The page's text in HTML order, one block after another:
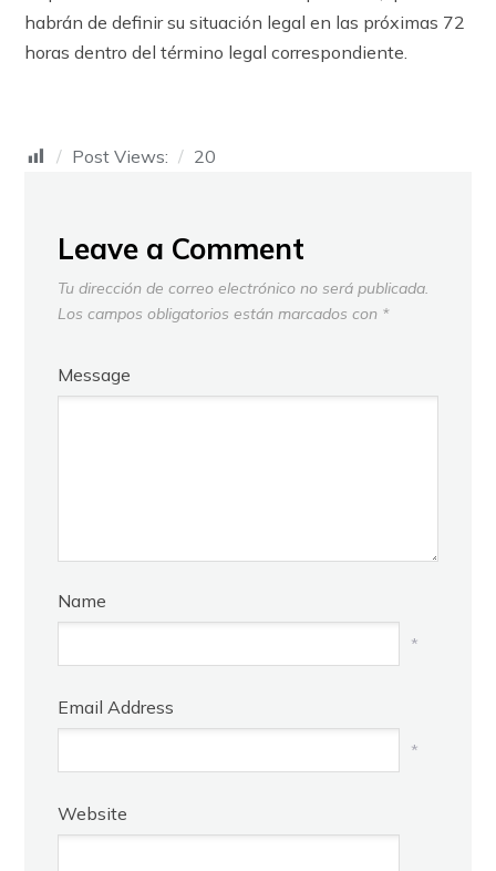
habrán de definir su situación legal en las próximas 72
horas dentro del término legal correspondiente.
Post Views: 20
Leave a Comment
Tu dirección de correo electrónico no será publicada.
Los campos obligatorios están marcados con *
Message
Name
*
Email Address
*
Website